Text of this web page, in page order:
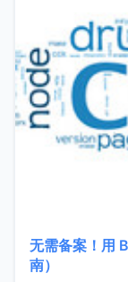
无需备案！用
南）